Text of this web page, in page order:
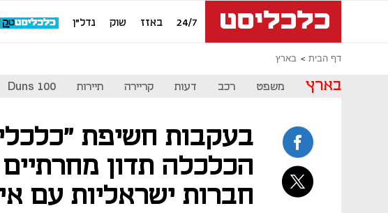
24/7 באזז שוק נדל"ן
דף הבית בארץ
בארץ משפט רכב דעות קריירה תיירות Duns 100
בעקבות חשיפת
הכלכלה תדון
חברות ישראליות עם